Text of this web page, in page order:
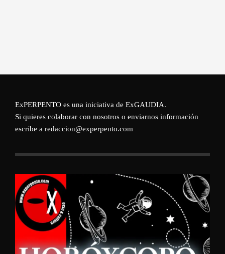
ExPERPENTO es una iniciativa de ExGAUDIA.
Si quieres colaborar con nosotros o enviarnos información
escribe a redaccion@experpento.com